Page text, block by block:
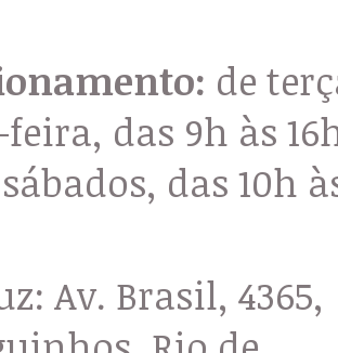
de
das 9h às
das 10h
Av. Brasil, 4365,